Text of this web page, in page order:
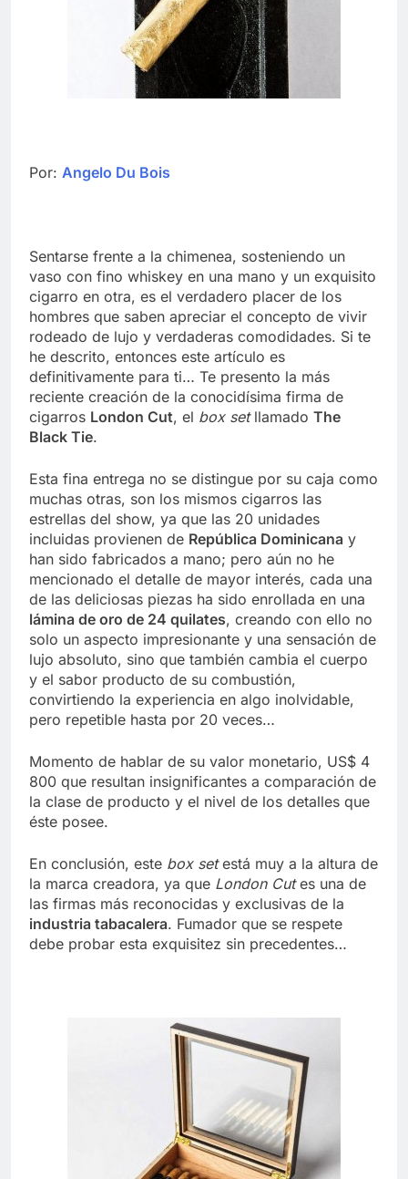
Por: Angelo Du Bois
Sentarse frente a la chimenea, sosteniendo un
vaso con fino whiskey en una mano y un exquisito
cigarro en otra, es el verdadero placer de los
hombres que saben apreciar el concepto de vivir
rodeado de lujo y verdaderas comodidades. Si te
he descrito, entonces este artículo es
definitivamente para ti… Te presento la más
reciente creación de la conocidísima firma de
cigarros London Cut, el box setllamado The
Black Tie.
Esta fina entrega no se distingue por su caja como
muchas otras, son los mismos cigarros las
estrellas del show, ya que las 20 unidades
incluidas provienen de República Dominicana y
han sido fabricados a mano; pero aún no he
mencionado el detalle de mayor interés, cada una
de las deliciosas piezas ha sido enrollada en una
lámina de oro de 24 quilates, creando con ello no
solo un aspecto impresionante y una sensación de
lujo absoluto, sino que también cambia el cuerpo
y el sabor producto de su combustión,
convirtiendo la experiencia en algo inolvidable,
pero repetible hasta por 20 veces…
Momento de hablar de su valor monetario, US$ 4
800 que resultan insignificantes a comparación de
la clase de producto y el nivel de los detalles que
éste posee.
En conclusión, este box setestá muy a la altura de
la marca creadora, ya que London Cutes una de
las firmas más reconocidas y exclusivas de la
industria tabacalera. Fumador que se respete
debe probar esta exquisitez sin precedentes…